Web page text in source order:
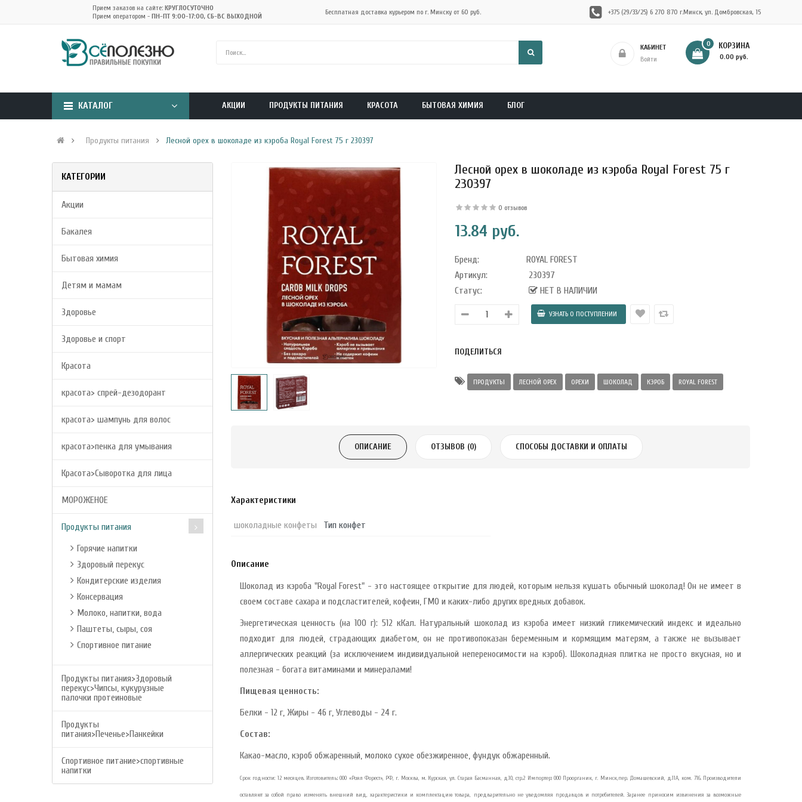
Прием заказов на сайте: КРУГЛОСУТОЧНО
Прием оператором - ПН-ПТ 9:00-17:00, СБ-ВС ВЫХОДНОЙ Бесплатная доставка курьером по г. Минску от 60 руб. +375 (29/33/25) 6 270 870 г.Минск, ул. Домбровская, 15
КОРЗИНА
0
- 0.00 руб.
КАБИНЕТ
Войти
КАТАЛОГ АКЦИИ ПРОДУКТЫ ПИТАНИЯ КРАСОТА БЫТОВАЯ ХИМИЯ БЛОГ
Продукты питания Лесной орех в шоколаде из кэроба Royal Forest 75 г 230397
КАТЕГОРИИ
Акции
Бакалея
Бытовая химия
Детям и мамам
Здоровье
Здоровье и спорт
Красота
красота> спрей-дезодорант
красота> шампунь для волос
красота>пенка для умывания
Красота>Сыворотка для лица
МОРОЖЕНОЕ
Продукты питания
Горячие напитки
Здоровый перекус
Кондитерские изделия
Консервация
Молоко, напитки, вода
Паштеты, сыры, соя
Спортивное питание
Продукты питания>Здоровый
перекус>Чипсы, кукурузные
палочки протеиновые
Продукты
питания>Печенье>Панкейки
Спортивное питание>спортивные
напитки
Лесной орех в шоколаде из кэроба Royal Forest 75 г
230397
0 отзывов
13.84 руб.
Бренд:
ROYAL FOREST
Артикул:
230397
Статус:
НЕТ В НАЛИЧИИ
ПОДЕЛИТЬСЯ
ПРОДУКТЫ ЛЕСНОЙ ОРЕХ ОРЕХИ ШОКОЛАД КЭРОБ ROYAL FOREST
ОПИСАНИЕ ОТЗЫВОВ (0) СПОСОБЫ ДОСТАВКИ И ОПЛАТЫ
Характеристики
шоколадные конфеты Тип конфет
Описание
Шоколад из кэроба "Royal Forest" - это настоящее открытие для людей, которым нельзя кушать обычный шоколад! Он не имеет в
своем составе сахара и подсластителей, кофеин, ГМО и каких-либо других вредных добавок.
Энергетическая ценность (на 100 г): 512 кКал. Натуральный шоколад из кэроба имеет низкий гликемический индекс и идеально
подходит для людей, страдающих диабетом, он не противопоказан беременным и кормящим матерям, а также не вызывает
аллергических реакций (за исключением индивидуальной непереносимости на кэроб). Шоколадная плитка не просто вкусная, но и
полезная - богата витаминами и минералами!
Пищевая ценность:
Белки - 12 г, Жиры - 46 г, Углеводы - 24 г.
Состав:
Какао-масло, кэроб обжаренный, молоко сухое обезжиренное, фундук обжаренный.
Срок годности: 12 месяцев. Изготовитель: ООО «Роял Форест», РФ, г. Москва, м. Курская, ул. Старая Басманная, д.10, стр.2 Импортер: ООО Проорганик, г. Минск,пер. Домашевский, д.11А, ком. 716. Производители
оставляют за собой право изменять внешний вид, характеристики и комплектацию товара, предварительно не уведомляя продавцов и потребителей. Заранее приносим извинения за возможные